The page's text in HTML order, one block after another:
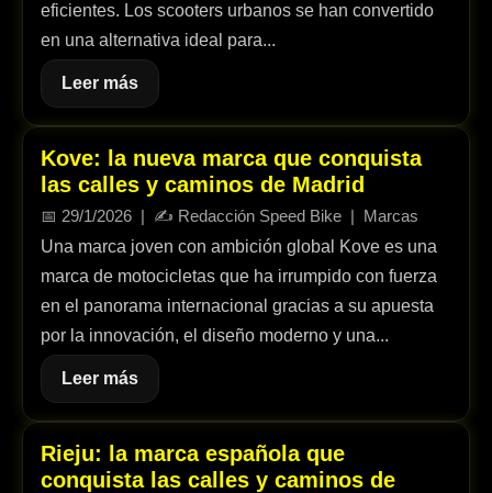
eficientes. Los scooters urbanos se han convertido
en una alternativa ideal para...
Leer más
Kove: la nueva marca que conquista
las calles y caminos de Madrid
📅 29/1/2026 | ✍️ Redacción Speed Bike Marcas
Una marca joven con ambición global Kove es una
marca de motocicletas que ha irrumpido con fuerza
en el panorama internacional gracias a su apuesta
por la innovación, el diseño moderno y una...
Leer más
Rieju: la marca española que
conquista las calles y caminos de